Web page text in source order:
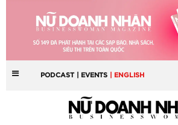
PODCAST | EVENTS | ENGLISH